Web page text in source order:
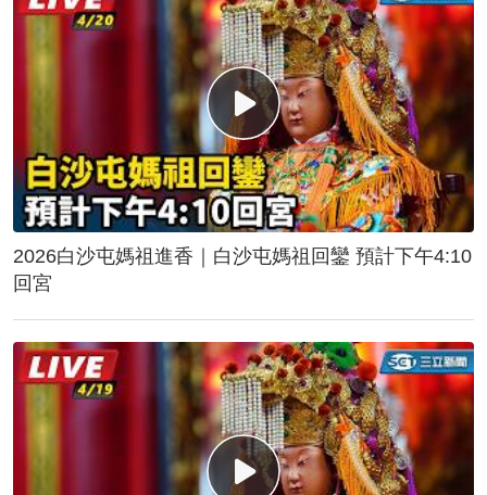
2026白沙屯媽祖進香｜白沙屯媽祖回鑾 預計下午4:10
回宮